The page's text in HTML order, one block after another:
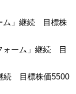
ム」継続 目標株
ォーム」継続 目
続 目標株価5500